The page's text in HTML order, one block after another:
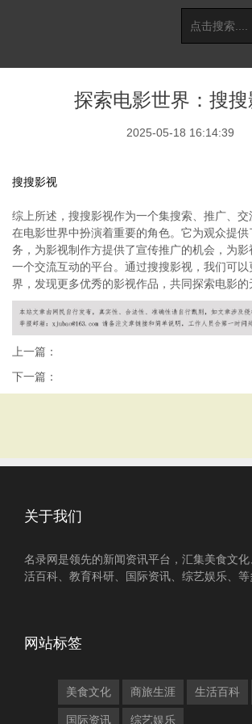
探索电影世界：搜
2025-05-18 16:14:39
搜搜影视
综上所述，搜搜影视作为一个集搜索、推广、交
在电影世界中扮演着重要的角色。它为观众提供
务，为影视制作方提供了宣传推广的机会，为影
一个交流互动的平台。通过搜搜影视，我们可
界，发现更多优秀的影视作品，共同探索电影的
上一篇：
下一篇：
关于我们
名录网是领先的新闻资讯平台，汇集美食文
活百科、教育科研、国际资讯、综艺娱乐、
网站标签
美食文化 商旅生涯 生活百科
国际资讯 综艺娱乐